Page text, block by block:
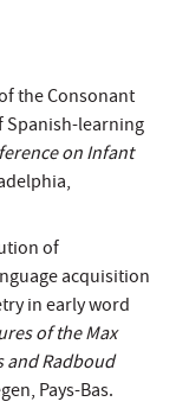
the Consonant
Spanish-learning
on Infant
of
acquisition
in early word
of the Max
and Radboud
Pays-Bas.